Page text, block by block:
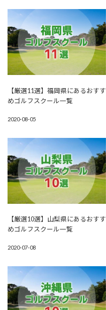
【厳選11選】福岡県にあるおすす
めゴルフスクール一覧
2020-08-05
【厳選10選】山梨県にあるおすす
めゴルフスクール一覧
2020-07-08